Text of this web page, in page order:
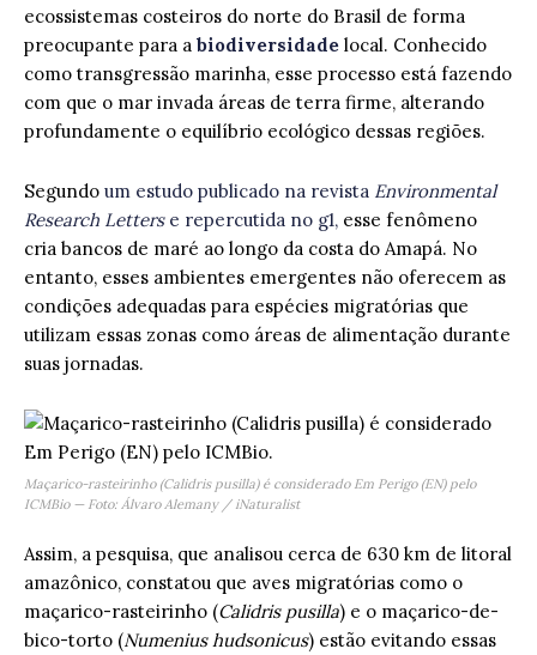
ecossistemas costeiros do norte do Brasil de forma
preocupante para a biodiversidade local. Conhecido
como transgressão marinha, esse processo está fazendo
com que o mar invada áreas de terra firme, alterando
profundamente o equilíbrio ecológico dessas regiões.
Segundo um estudo publicado na revista Environmental
Research Letterse repercutida no g1, esse fenômeno
cria bancos de maré ao longo da costa do Amapá. No
entanto, esses ambientes emergentes não oferecem as
condições adequadas para espécies migratórias que
utilizam essas zonas como áreas de alimentação durante
suas jornadas.
Maçarico-rasteirinho (Calidris pusilla) é considerado Em Perigo (EN) pelo
ICMBio — Foto: Álvaro Alemany / iNaturalist
Assim, a pesquisa, que analisou cerca de 630 km de litoral
amazônico, constatou que aves migratórias como o
maçarico-rasteirinho (Calidris pusilla) e o maçarico-de-
bico-torto (Numenius hudsonicus) estão evitando essas